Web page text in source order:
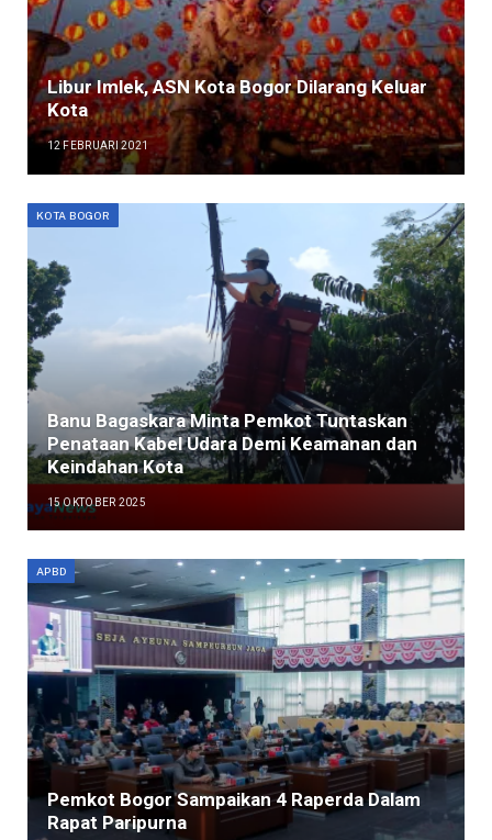
Libur Imlek, ASN Kota Bogor Dilarang Keluar
Kota
12 FEBRUARI 2021
KOTA BOGOR
Banu Bagaskara Minta Pemkot Tuntaskan
Penataan Kabel Udara Demi Keamanan dan
Keindahan Kota
15 OKTOBER 2025
APBD
Pemkot Bogor Sampaikan 4 Raperda Dalam
Rapat Paripurna